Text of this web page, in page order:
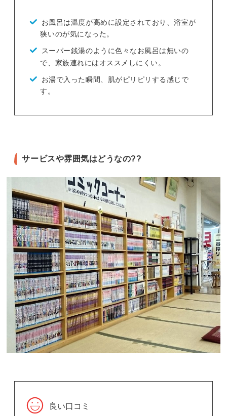
お風呂は温度が高めに設定されており、浴室が
狭いのが気になった。
スーパー銭湯のように色々なお風呂は無いの
で、家族連れにはオススメしにくい。
お湯で入った瞬間、肌がピリピリする感じで
す。
サービスや雰囲気はどうなの??
良い口コミ